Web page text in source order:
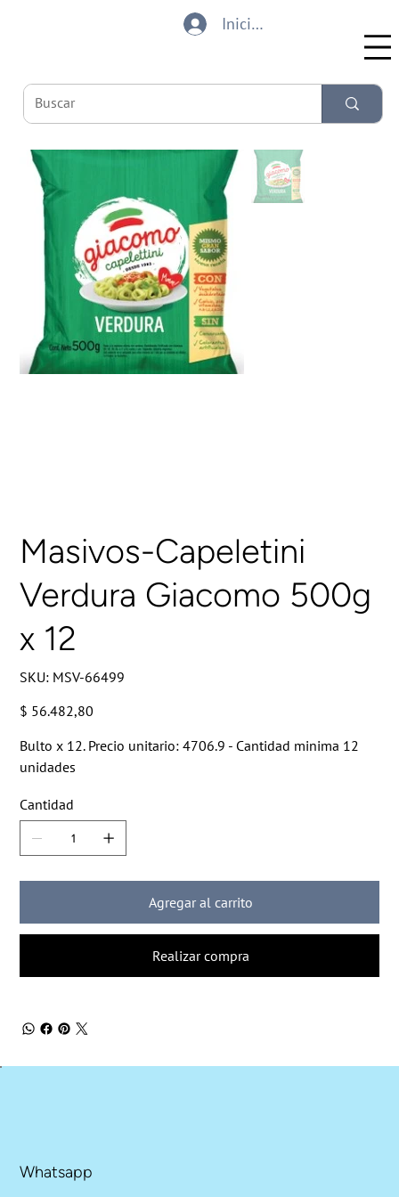
Iniciar sesión
Masivos-Capeletini
Verdura Giacomo 500g
x 12
SKU: SKU
MSV-
MSV-66499
Precio
$ 56.482,80
Bulto x 12. Precio unitario: 4706.9 - Cantidad minima 12
unidades
Cantidad
Agregar al carrito
Realizar compra
Whatsapp